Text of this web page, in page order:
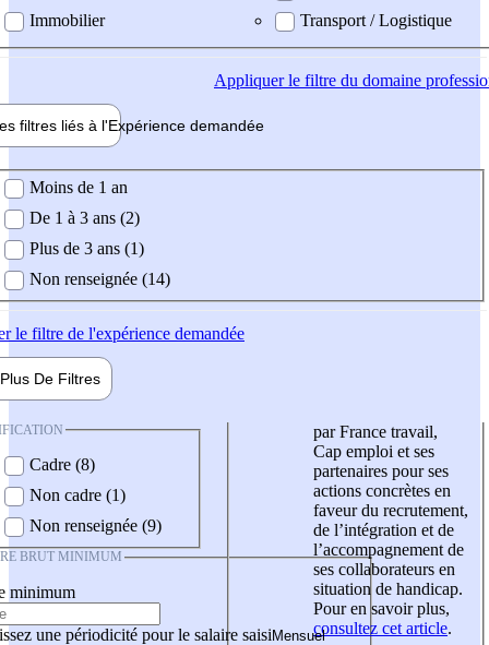
Immobilier
Transport / Logistique
Appliquerle filtre du domaine
filtres liés à l'Expérience demandée
demandée
Moins de 1 an
De 1 à 3 ans (2)
Plus de 3 ans (1)
Non renseignée (14)
le filtre de l'expérience demandée
Plus De Filtres
Cadre (8)
Non cadre (1)
Non renseignée (9)
BRUT MINIMUM
minimum
une périodicité pour le salaire saisi
par France travail,
Cap emploi et ses
partenaires pour ses
actions concrètes en
faveur du recrutement,
de l’intégration et de
l’accompagnement de
ses collaborateurs en
situation de handicap.
Pour en savoir plus,
consultez cet article.